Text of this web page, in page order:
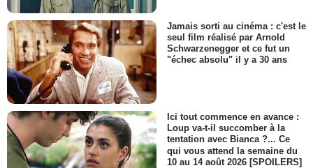
Jamais sorti au cinéma : c'est le
seul film réalisé par Arnold
Schwarzenegger et ce fut un
"échec absolu" il y a 30 ans
Ici tout commence en avance :
Loup va-t-il succomber à la
tentation avec Bianca ?... Ce
qui vous attend la semaine du
10 au 14 août 2026 [SPOILERS]